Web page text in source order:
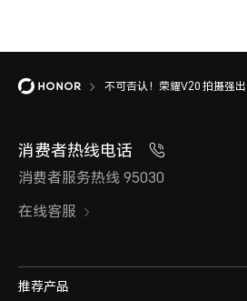
不可否认！荣耀V20 拍摄强出
消费者热线电话
消费者服务热线 95030
在线客服
推荐产品